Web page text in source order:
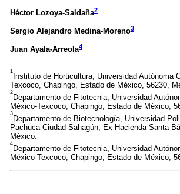
Héctor Lozoya-Saldaña2
Sergio Alejandro Medina-Moreno3
Juan Ayala-Arreola4
1
Instituto de Horticultura, Universidad Autónoma
Texcoco, Chapingo, Estado de México, 56230,
2
Departamento de Fitotecnia, Universidad
México-Texcoco, Chapingo, Estado de México,
3
Departamento de Biotecnología, Universidad
Pachuca-Ciudad Sahagún, Ex Hacienda Santa
México.
4
Departamento de Fitotecnia, Universidad
México-Texcoco, Chapingo, Estado de México,